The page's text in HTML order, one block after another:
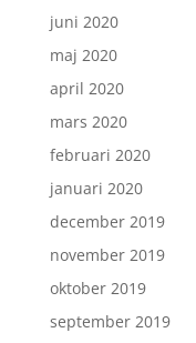
juni 2020
maj 2020
april 2020
mars 2020
februari 2020
januari 2020
december 2019
november 2019
oktober 2019
september 2019